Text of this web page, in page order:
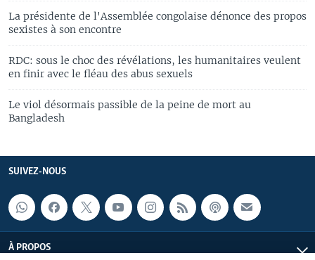
La présidente de l'Assemblée congolaise dénonce des propos
sexistes à son encontre
RDC: sous le choc des révélations, les humanitaires veulent
en finir avec le fléau des abus sexuels
Le viol désormais passible de la peine de mort au
Bangladesh
SUIVEZ-NOUS
À PROPOS